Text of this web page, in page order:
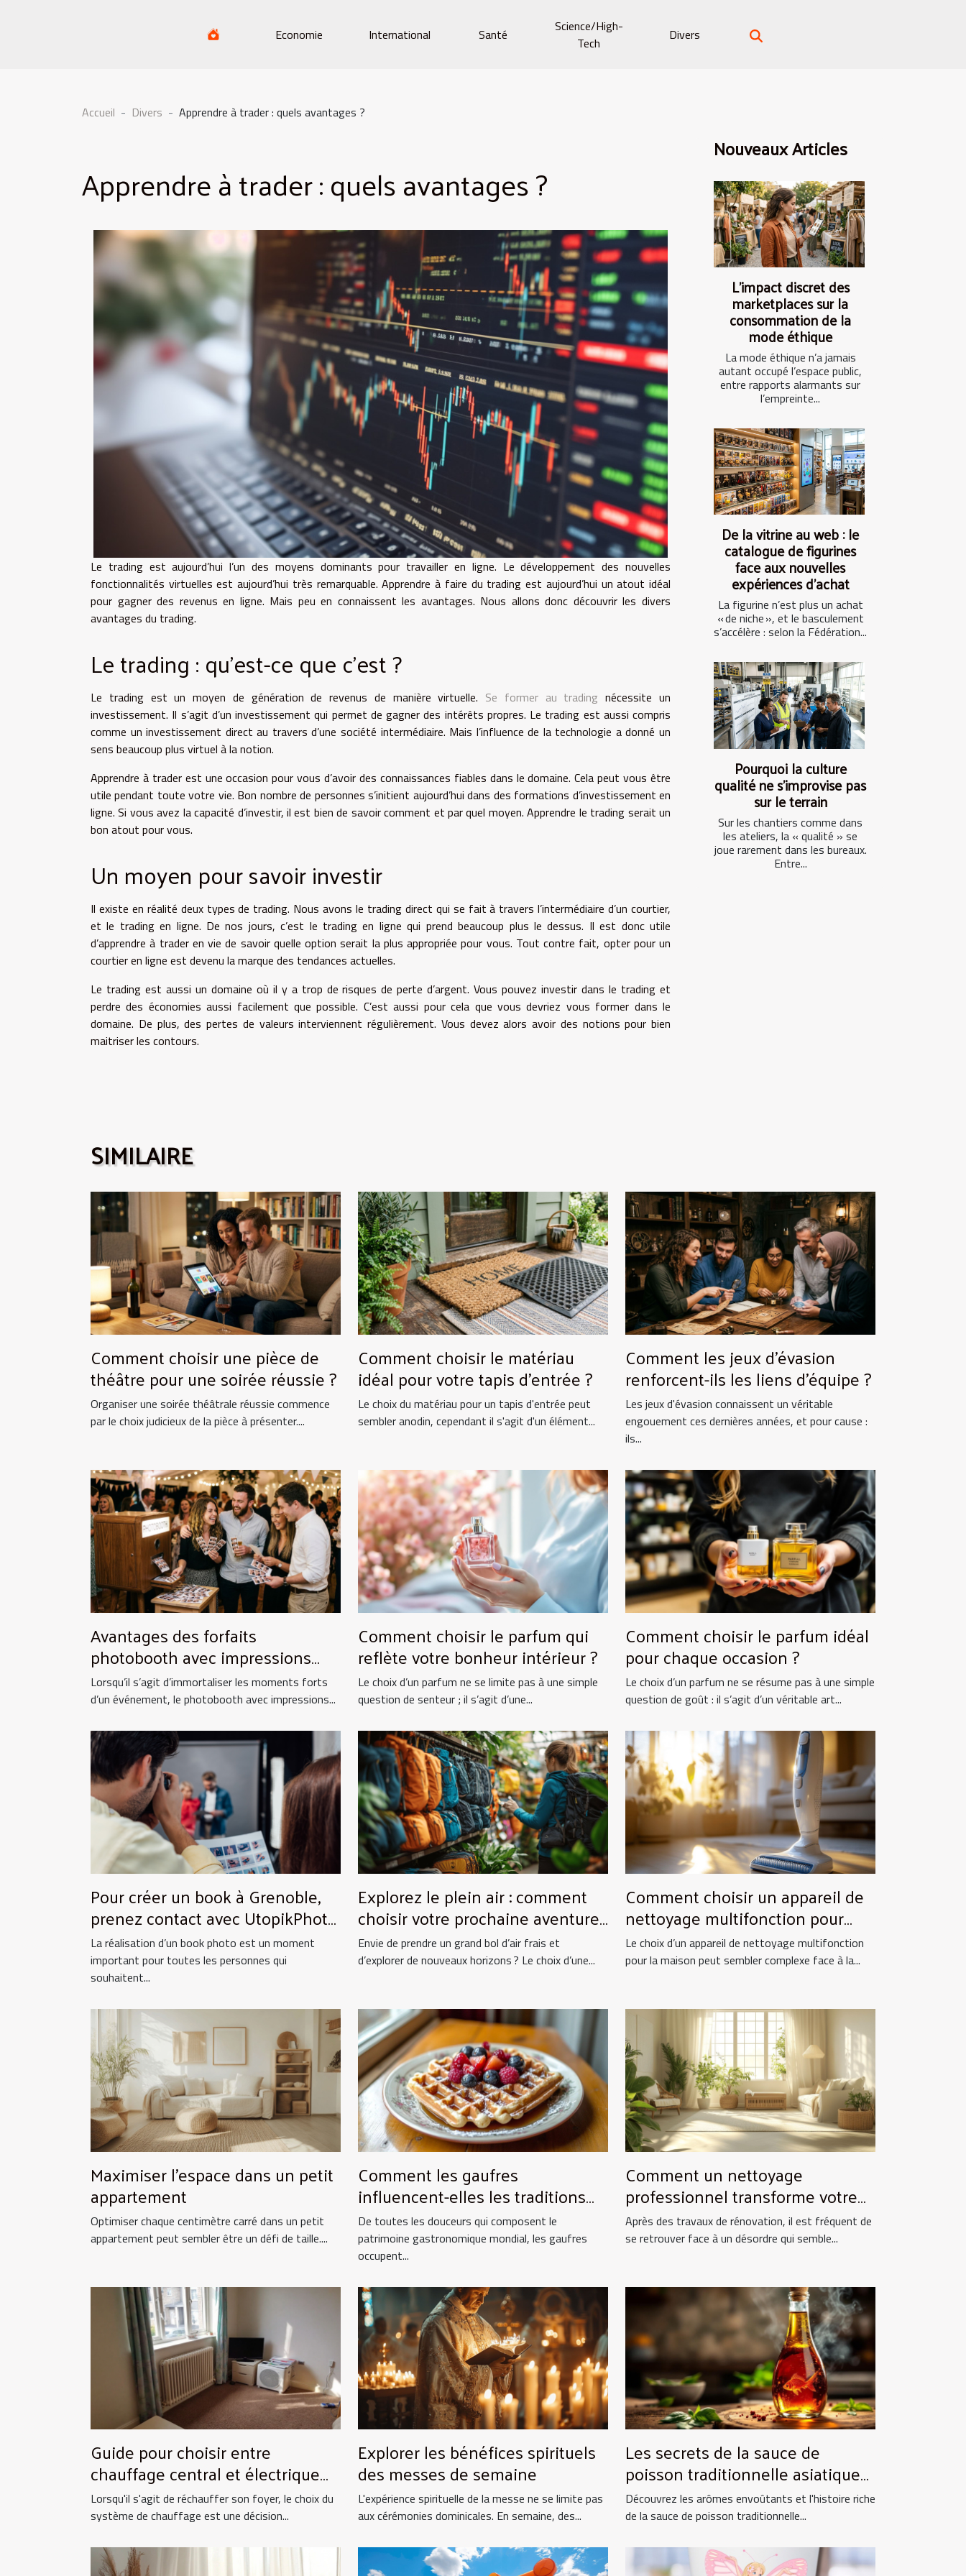
Economie International Santé
Science/High-
Tech
Divers
Accueil Divers Apprendre à trader : quels avantages ?
Apprendre à trader : quels avantages ?
Le trading est aujourd’hui l’un des moyens dominants pour travailler en ligne. Le développement des nouvelles
fonctionnalités virtuelles est aujourd’hui très remarquable. Apprendre à faire du trading est aujourd’hui un atout idéal
pour gagner des revenus en ligne. Mais peu en connaissent les avantages. Nous allons donc découvrir les divers
avantages du trading.
Le trading : qu’est-ce que c’est ?
Le trading est un moyen de génération de revenus de manière virtuelle. Se former au trading nécessite un
investissement. Il s’agit d’un investissement qui permet de gagner des intérêts propres. Le trading est aussi compris
comme un investissement direct au travers d’une société intermédiaire. Mais l’influence de la technologie a donné un
sens beaucoup plus virtuel à la notion.
Apprendre à trader est une occasion pour vous d’avoir des connaissances fiables dans le domaine. Cela peut vous être
utile pendant toute votre vie. Bon nombre de personnes s’initient aujourd’hui dans des formations d’investissement en
ligne. Si vous avez la capacité d’investir, il est bien de savoir comment et par quel moyen. Apprendre le trading serait un
bon atout pour vous.
Un moyen pour savoir investir
Il existe en réalité deux types de trading. Nous avons le trading direct qui se fait à travers l’intermédiaire d’un courtier,
et le trading en ligne. De nos jours, c’est le trading en ligne qui prend beaucoup plus le dessus. Il est donc utile
d’apprendre à trader en vie de savoir quelle option serait la plus appropriée pour vous. Tout contre fait, opter pour un
courtier en ligne est devenu la marque des tendances actuelles.
Le trading est aussi un domaine où il y a trop de risques de perte d’argent. Vous pouvez investir dans le trading et
perdre des économies aussi facilement que possible. C’est aussi pour cela que vous devriez vous former dans le
domaine. De plus, des pertes de valeurs interviennent régulièrement. Vous devez alors avoir des notions pour bien
maitriser les contours.
Nouveaux Articles
L’impact discret des
marketplaces sur la
consommation de la
mode éthique
La mode éthique n’a jamais
autant occupé l’espace public,
entre rapports alarmants sur
l’empreinte...
De la vitrine au web : le
catalogue de figurines
face aux nouvelles
expériences d’achat
La figurine n’est plus un achat
« de niche », et le basculement
s’accélère : selon la Fédération...
Pourquoi la culture
qualité ne s’improvise pas
sur le terrain
Sur les chantiers comme dans
les ateliers, la « qualité » se
joue rarement dans les bureaux.
Entre...
SIMILAIRE
Comment choisir une pièce de
théâtre pour une soirée réussie ?
Organiser une soirée théâtrale réussie commence
par le choix judicieux de la pièce à présenter....
Comment choisir le matériau
idéal pour votre tapis d'entrée ?
Le choix du matériau pour un tapis d'entrée peut
sembler anodin, cependant il s'agit d'un élément...
Comment les jeux d'évasion
renforcent-ils les liens d'équipe ?
Les jeux d'évasion connaissent un véritable
engouement ces dernières années, et pour cause :
ils...
Avantages des forfaits
photobooth avec impressions
illimitées
Lorsqu’il s’agit d’immortaliser les moments forts
d’un événement, le photobooth avec impressions...
Comment choisir le parfum qui
reflète votre bonheur intérieur ?
Le choix d’un parfum ne se limite pas à une simple
question de senteur ; il s’agit d’une...
Comment choisir le parfum idéal
pour chaque occasion ?
Le choix d’un parfum ne se résume pas à une simple
question de goût : il s’agit d’un véritable art...
Pour créer un book à Grenoble,
prenez contact avec UtopikPhoto
!La réalisation d’un book photo est un moment
important pour toutes les personnes qui
souhaitent...
Explorez le plein air : comment
choisir votre prochaine aventure
nature ?
Envie de prendre un grand bol d’air frais et
d’explorer de nouveaux horizons ? Le choix d’une...
Comment choisir un appareil de
nettoyage multifonction pour
votre maison ?
Le choix d’un appareil de nettoyage multifonction
pour la maison peut sembler complexe face à la...
Maximiser l'espace dans un petit
appartement
Optimiser chaque centimètre carré dans un petit
appartement peut sembler être un défi de taille....
Comment les gaufres
influencent-elles les traditions
culinaires ?
De toutes les douceurs qui composent le
patrimoine gastronomique mondial, les gaufres
occupent...
Comment un nettoyage
professionnel transforme votre
espace après rénovation ?
Après des travaux de rénovation, il est fréquent de
se retrouver face à un désordre qui semble...
Guide pour choisir entre
chauffage central et électrique
pour la maison
Lorsqu'il s'agit de réchauffer son foyer, le choix du
système de chauffage est une décision...
Explorer les bénéfices spirituels
des messes de semaine
L'expérience spirituelle de la messe ne se limite pas
aux cérémonies dominicales. En semaine, des...
Les secrets de la sauce de
poisson traditionnelle asiatique
et ses utilisations culinaires
Découvrez les arômes envoûtants et l'histoire riche
de la sauce de poisson traditionnelle...